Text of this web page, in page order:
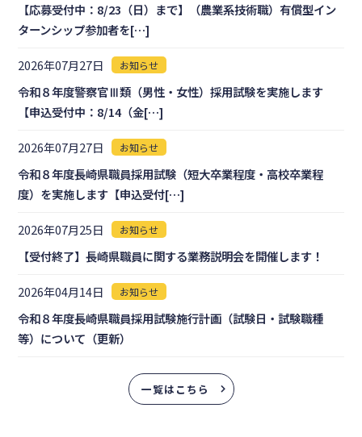
【応募受付中：8/23（日）まで】（農業系技術職）有償型イン
ターンシップ参加者を[…]
2026年07月27日 お知らせ
令和８年度警察官Ⅲ類（男性・女性）採用試験を実施します
【申込受付中：8/14（金[…]
2026年07月27日 お知らせ
令和８年度長崎県職員採用試験（短大卒業程度・高校卒業程
度）を実施します【申込受付[…]
2026年07月25日 お知らせ
【受付終了】長崎県職員に関する業務説明会を開催します！
2026年04月14日 お知らせ
令和８年度長崎県職員採用試験施行計画（試験日・試験職種
等）について（更新）
一覧はこちら